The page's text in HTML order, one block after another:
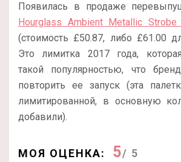
Появилась в продаже
Hourglass Ambient Metallic
(стоимость £50.87, либо £61.00
Это лимитка 2017 года,
такой популярностью, что
повторить ее запуск (эта
лимитированной, в основную
добавили).
МОЯ ОЦЕНКА: 5/ 5